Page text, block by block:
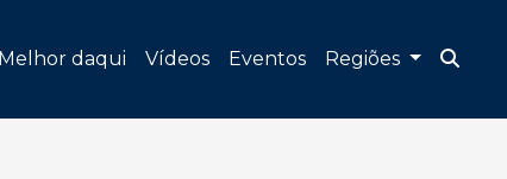
daqui Vídeos Eventos Regiões